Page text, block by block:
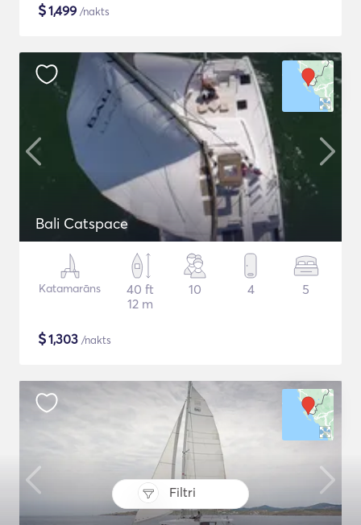
Filtri
$1,499 /nakts
Bali Catspace
Katamarāns
40 ft
12 m
10 4 5
$1,303 /nakts